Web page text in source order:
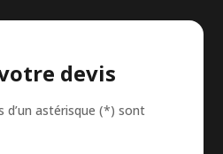
devis
d’un astérisque (*) sont